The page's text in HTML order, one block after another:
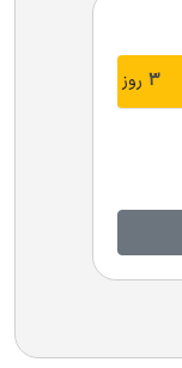
3 روز